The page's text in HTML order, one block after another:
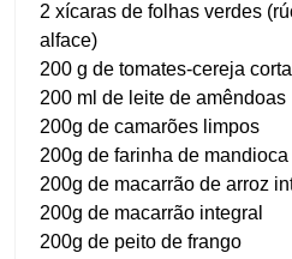
2 xícaras de folhas verdes
alface)
200 g de tomates-cereja
200 ml de leite de amêndoas
200g de camarões limpos
200g de farinha de mandioca
200g de macarrão de arroz
200g de macarrão integral
200g de peito de frango